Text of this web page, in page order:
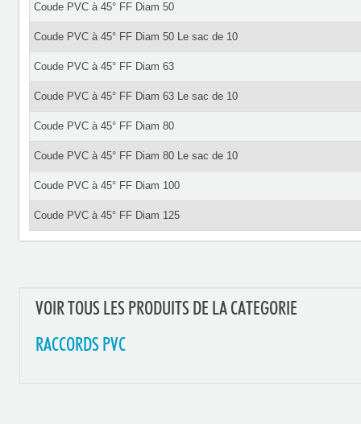
Coude PVC à 45° FF Diam 50
Coude PVC à 45° FF Diam 50 Le sac de 10
Coude PVC à 45° FF Diam 63
Coude PVC à 45° FF Diam 63 Le sac de 10
Coude PVC à 45° FF Diam 80
Coude PVC à 45° FF Diam 80 Le sac de 10
Coude PVC à 45° FF Diam 100
Coude PVC à 45° FF Diam 125
VOIR TOUS LES PRODUITS DE LA CATEGORIE
RACCORDS PVC